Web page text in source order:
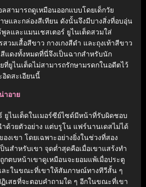
สามารถดูเหมือนออกแบบโดยเด็กวัย
ษและกล่องสีเทียน ดังนั้นจึงมีบางสิ่งที่อบอุ่น
พูลและแมนเชสเตอร์ ยูไนเต็ดสวมใส่
วมเสื้อสีขาว กางเกงสีดำ และถุงเท้าสีขาว
สีแดงทั้งหมดที่นี่จึงเป็นฉากสำหรับนัก
ที่ยูไนเต็ดไม่สามารถรักษามรดกในอดีตไว้
ดสะเอียนนี้
าอาย
ยูไนเต็ดในเมอร์ซีย์ไซด์มีหน้าที่รับผิดชอบ
ด้วยตัวอย่าง แต่บรูโน แฟร์นานเดสไม่ได้
งเขา โดยเฉพาะอย่างยิ่งในช่วงที่สอง
นสำหรับเขา จุดต่ำสุดคือเมื่อเขาแสร้งทำ
กตบหน้าเขาดูเหมือนจะยอมแพ้เมื่อประตู
ละในขณะที่เขาให้สัมภาษณ์ทางทีวีสั้น ๆ
เสธที่จะตอบคำถามใด ๆ อีกในขณะที่เขา